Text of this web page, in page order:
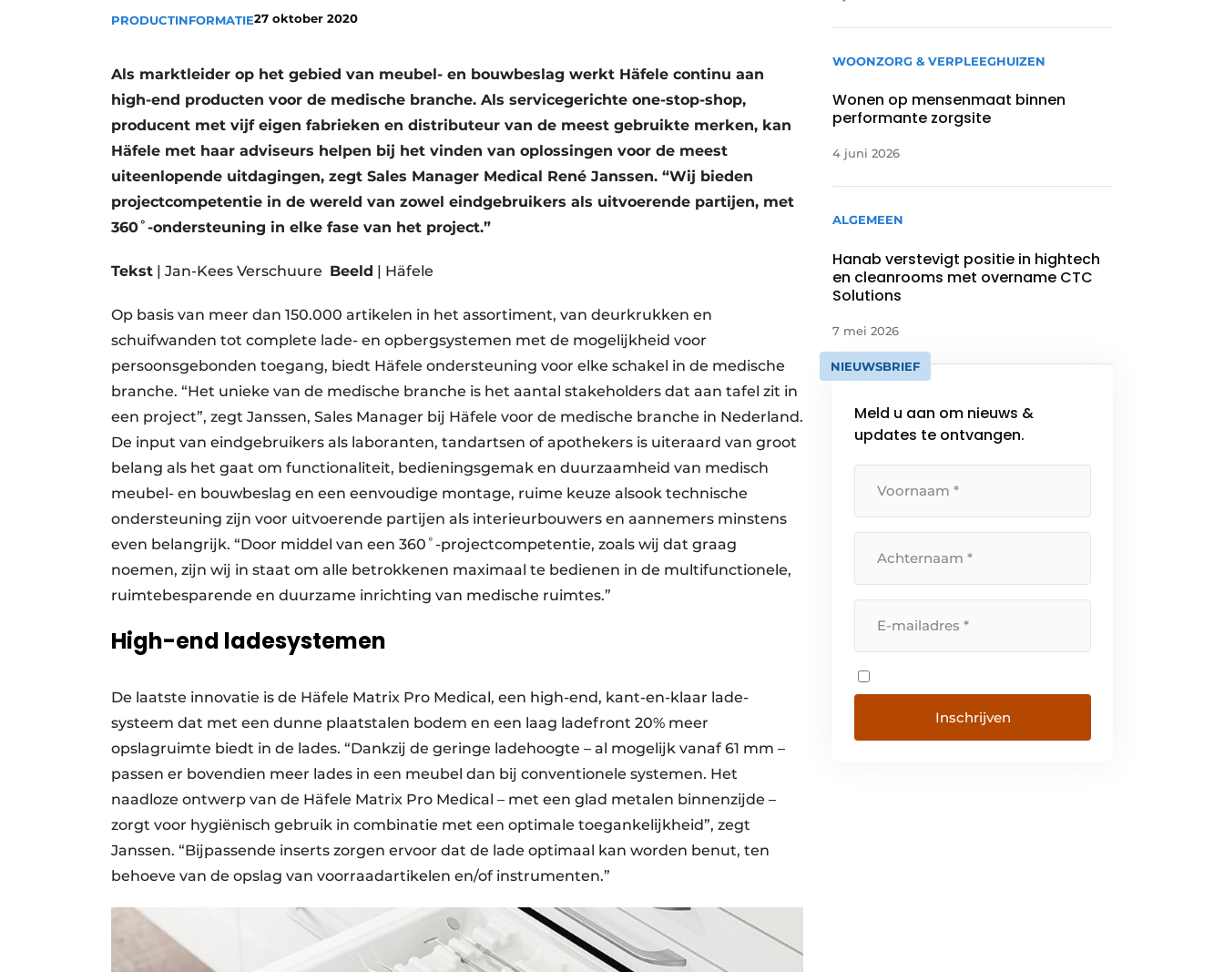
Privacy / Cookie statement
Vacatures
Video’s
PRODUCTINFORMATIE27 oktober 2020
Als marktleider op het gebied van meubel- en bouwbeslag werkt Häfele continu aan
high-end producten voor de medische branche. Als servicegerichte one-stop-shop,
producent met vijf eigen fabrieken en distributeur van de meest gebruikte merken, kan
Häfele met haar adviseurs helpen bij het vinden van oplossingen voor de meest
uiteenlopende uitdagingen, zegt Sales Manager Medical René Janssen. “Wij bieden
projectcompetentie in de wereld van zowel eindgebruikers als uitvoerende partijen, met
360˚-ondersteuning in elke fase van het project.”
Tekst | Jan-Kees Verschuure Beeld | Häfele
Op basis van meer dan 150.000 artikelen in het assortiment, van deurkrukken en
schuifwanden tot complete lade- en opbergsystemen met de mogelijkheid voor
persoonsgebonden toegang, biedt Häfele ondersteuning voor elke schakel in de medische
branche. “Het unieke van de medische branche is het aantal stakeholders dat aan tafel zit in
een project”, zegt Janssen, Sales Manager bij Häfele voor de medische branche in Nederland.
De input van eindgebruikers als laboranten, tandartsen of apothekers is uiteraard van groot
belang als het gaat om functionaliteit, bedieningsgemak en duurzaamheid van medisch
meubel- en bouwbeslag en een eenvoudige montage, ruime keuze alsook technische
ondersteuning zijn voor uitvoerende partijen als interieurbouwers en aannemers minstens
even belangrijk. “Door middel van een 360˚-projectcompetentie, zoals wij dat graag
noemen, zijn wij in staat om alle betrokkenen maximaal te bedienen in de multifunctionele,
ruimtebesparende en duurzame inrichting van medische ruimtes.”
High-end ladesystemen
De laatste innovatie is de Häfele Matrix Pro Medical, een high-end, kant-en-klaar lade­
systeem dat met een dunne plaatstalen bodem en een laag ladefront 20% meer
opslagruimte biedt in de lades. “Dankzij de geringe ladehoogte – al mogelijk vanaf 61 mm –
passen er bovendien meer lades in een meubel dan bij conventionele systemen. Het
naadloze ontwerp van de Häfele Matrix Pro Medical – met een glad metalen binnenzijde –
zorgt voor hygië­nisch gebruik in combinatie met een optimale toegankelijkheid”, zegt
Janssen. “Bijpassende inserts zorgen ervoor dat de lade optimaal kan worden benut, ten
behoeve van de opslag van voorraadartikelen en/of instrumenten.”
WOONZORG & VERPLEEGHUIZEN
Wonen op mensenmaat binnen
performante zorgsite
4 juni 2026
ALGEMEEN
Hanab verstevigt positie in hightech
en cleanrooms met overname CTC
Solutions
7 mei 2026
NIEUWSBRIEF
Meld u aan om nieuws &
updates te ontvangen.